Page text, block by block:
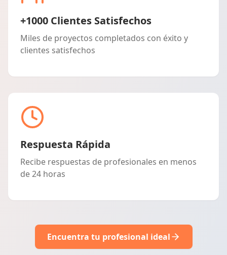
+1000 Clientes Satisfechos
Miles de proyectos completados con éxito y
clientes satisfechos
Respuesta Rápida
Recibe respuestas de profesionales en menos
de 24 horas
Encuentra tu profesional ideal